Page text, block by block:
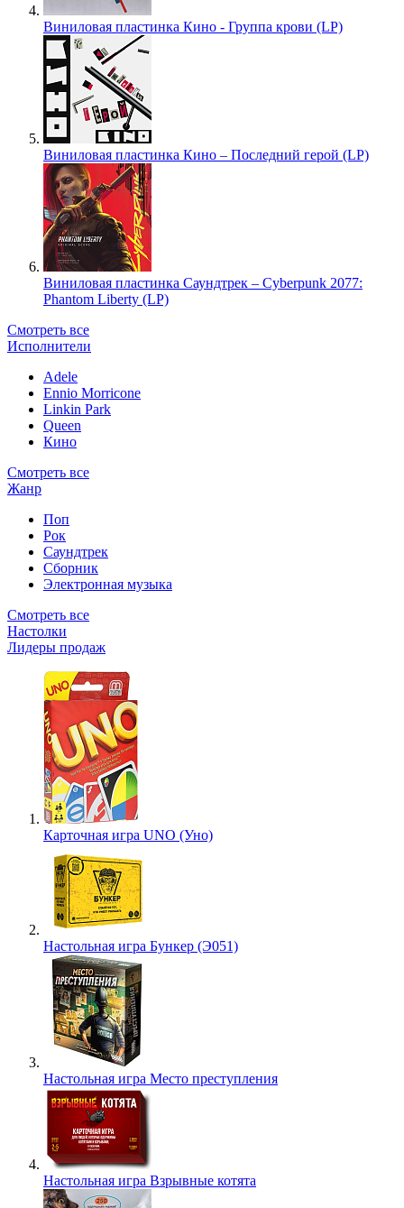
Виниловая пластинка Кино - Группа крови (LP)
Виниловая пластинка Кино – Последний герой (LP)
Виниловая пластинка Саундтрек – Cyberpunk 2077:
Phantom Liberty (LP)
Смотреть все
Исполнители
Adele
Ennio Morricone
Linkin Park
Queen
Кино
Смотреть все
Жанр
Поп
Рок
Саундтрек
Сборник
Электронная музыка
Смотреть все
Настолки
Лидеры продаж
Карточная игра UNO (Уно)
Настольная игра Бункер (Э051)
Настольная игра Место преступления
Настольная игра Взрывные котята